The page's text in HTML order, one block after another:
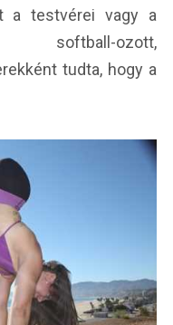
a testvérei vagy a
softball-ozott,
tudta, hogy a